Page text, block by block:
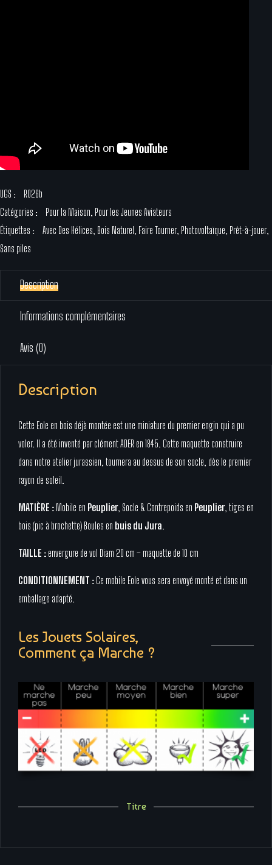
UGS :
R026b
Catégories :
Pour la Maison, Pour les Jeunes Aviateurs
Étiquettes :
Avec Des Hélices, Bois Naturel , Faire Tourner, Photovoltaïque, Prêt-à-jouer,
Sans piles
Description
Informations complémentaires
Avis (0)
Description
Cette Eole en bois déjà montée est une miniature du premier engin qui a pu
voler. Il a été inventé par clément ADER en 1845. Cette maquette construire
dans notre atelier jurassien, tournera au dessus de son socle, dès le premier
rayon de soleil.
MATIÈRE : Mobile en Peuplier, Socle & Contrepoids en Peuplier, tiges en
bois (pic à brochette) Boules en buis du Jura.
TAILLE : envergure de vol Diam 20 cm – maquette de 10 cm
CONDITIONNEMENT : Ce mobile Eole vous sera envoyé monté et dans un
emballage adapté.
Les Jouets Solaires,
Comment ça Marche ?
Titre